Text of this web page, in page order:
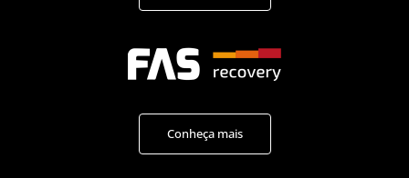
Conheça mais